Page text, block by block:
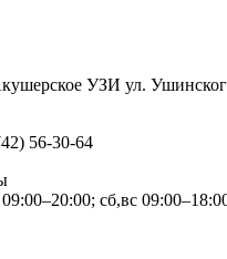
УЗИ ул.
56-30-64
сб,вс